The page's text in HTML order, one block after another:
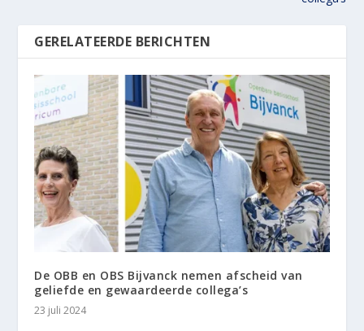
GERELATEERDE BERICHTEN
De OBB en OBS Bijvanck nemen afscheid van
geliefde en gewaardeerde collega’s
23 juli 2024